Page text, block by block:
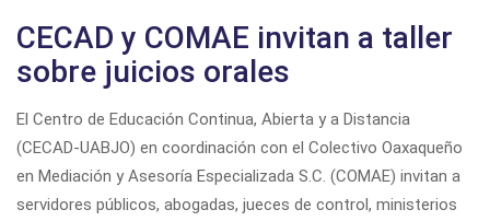
CECAD y COMAE invitan a taller
sobre juicios orales
El Centro de Educación Continua, Abierta y a Distancia
(CECAD-UABJO) en coordinación con el Colectivo Oaxaqueño
en Mediación y Asesoría Especializada S.C. (COMAE) invitan a
servidores públicos, abogadas, jueces de control, ministerios